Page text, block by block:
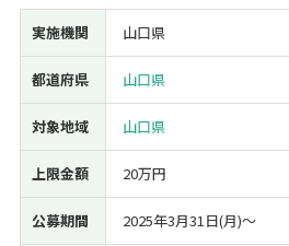
人材採用・雇用
人材育成・福利厚
起業・創業
事業承継
環境・省エネ
テレワーク
受付中のみ
実施機関 山口県
都道府県 山口県
対象地域 山口県
上限金額 20万円
公募期間 2025年3月31日(月)〜